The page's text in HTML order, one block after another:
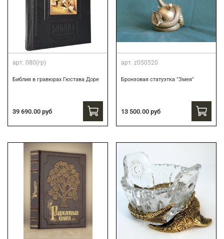
арт. 080(гр)
Библия в гравюрах Гюстава Доре
39 690.00 руб
арт. z050520
Бронзовая статуэтка "Змея"
13 500.00 руб